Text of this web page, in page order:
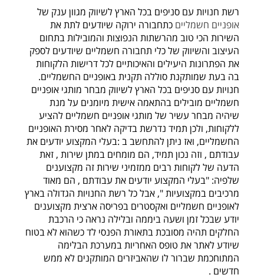
רשת חנויות עם סניפים בכל הארץ לשיווק מגוון ענק של
אופניים חשמליים כתחבורה ירוקה שיודעים לתת את
השירות הכי טוב מהרשתות הנפוצות והמובילות בתחום
העיצוב והשיווק של כלי תחבורה חשמליים שיודעים לספק
את הפתרונות היעילים והאיכותיים לכל דרישות הלקוחות
בה בעת שמותקנת סוללה תקנית באופניים החשמליים.
חנויות עם סניפים בכל הארץ לשיווק מבחר מותגי אופניים
חשמליים מובילים בהתאמה אישית מיומנים על מנת
שיהיה מבחר עשיר של מותגי אופניים חשמליים להציע
ללקוחות, ולכן תמיד נדרשת בדיקה לאחר מסירת האופניים
החשמליים, ואז ניתן להתחשב ב :בעלי המקצוע יודעים את
עבודתם , וזה נכון תמיד, הם מומחים במתן שירות , זאת
הדעה של לקוחות רבים ממזמיני שירות זה מקצוענים
שלפיה: "בעלי המקצוע יודעים את עבודתם , הם מאוד
מרכיבים במקצועיות ", אבל כל רשת החנויות הגדולה בארץ
לאופניים חשמליים ואקסטרים בפריסה ארצית מקצוענים
יודע שבכל זמן ושעה ביממה ובלילה נראה כי הרכבת
החלקים תהיה מסובכת בתאורת הפנסי לד כשהוא לא בטוח
שיודע לאתר את טופס האחריות במערכת הבלימה
המתוחכמת שברור לו שהאביזרים המותקנים לא ממש
חדשים .